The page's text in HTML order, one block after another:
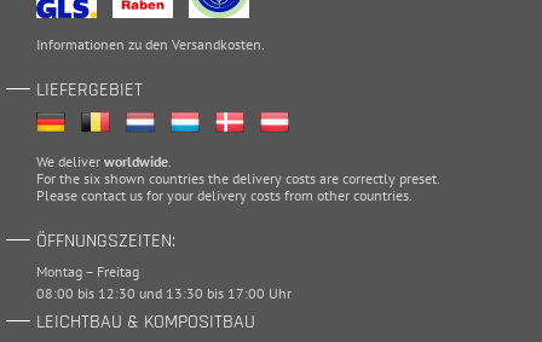
Informationen zu den Versandkosten.
LIEFERGEBIET
We deliver worldwide.
For the six shown countries the delivery costs are correctly preset.
Please contact us for your delivery costs from other countries.
ÖFFNUNGSZEITEN:
Montag – Freitag
08:00 bis 12:30 und 13:30 bis 17:00 Uhr
LEICHTBAU & KOMPOSITBAU